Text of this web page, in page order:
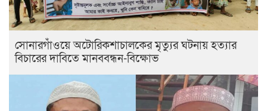
সোনারগাঁওয়ে অটোরিকশাচালকের মৃত্যুর ঘটনায় হত্যার
বিচারের দাবিতে মানববন্ধন-বিক্ষোভ